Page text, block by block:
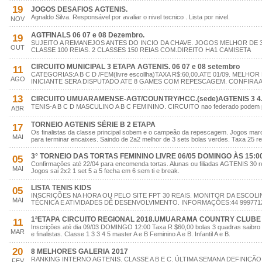
19
NOV
JOGOS DESAFIOS AGTENIS.
Agnaldo Silva. Responsável por avaliar o nivel tecnico . Lista por nivel.
19
OUT
AGTFINALS 06 07 e 08 Dezembro.
SUJEITO A REMANEJOS ANTES DO INCIO DA CHAVE. JOGOS MELHOR DE
CLASSE 100 REIAS. 2 CLASSES 150 REIAS COM.DIREITO HA1 CAMISETA
11
AGO
CIRCUITO MUNICIPAL 3 ETAPA AGTENIS. 06 07 e 08 setembro
CATEGORIAS:A B C D /FEM(livre escollha)TAXA R$:60,00.ATE 01/09. MELHOR
INICIANTE SERA DISPUTADO ATE 8 GAMES COM REPESCAGEM. CONFIRA
13
ABR
CIRCUITO UMUARAMENSE-AGT/COUNTRY/HCC.(sede)AGTENIS 3
TENIS-A B C D MASCULINO A B C FEMININO. CIRCUITO nao federado
17
MAI
TORNEIO AGTENIS SÉRIE B 2 ETAPA
Os finalistas da classe principal sobem e o campeão da repescagem. Jogos
para terminar encaixes. Saindo de 2a2 melhor de 3 sets bolas verdes. Taxa 25
05
MAI
3° TORNEIO DAS TORTAS FEMININO LIVRE 06/05 DOMINGO ÀS
Confirmações até 22/04 para encomenda tortas. Alunas ou filiadas AGTENIS 30
Jogos sai 2x2 1 set 5 a 5 fecha em 6 sem ti e break.
05
MAI
LISTA TENIS KIDS
INSCRIÇÕES NA HORA OU PELO SITE FPT 30 REAIS. MONITOR DA
TÉCNICA E ATIVIDADES DÊ DESENVOLVIMENTO. INFORMAÇÕES:44
11
MAR
1ªETAPA CIRCUITO REGIONAL 2018.UMUARAMA COUNTRY
Inscrições até dia 09/03 DOMINGO 12:00 Taxa R $60,00 bolas 3 quadras
e finalistas. Classe 1 3 3 4 5 master A e B Feminino A e B. Infantil A e B.
20 8 MELHORES GALERIA 2017
RANKING INTERNO AGTENIS. CLASSE A B E C. ÚLTIMA SEMANA